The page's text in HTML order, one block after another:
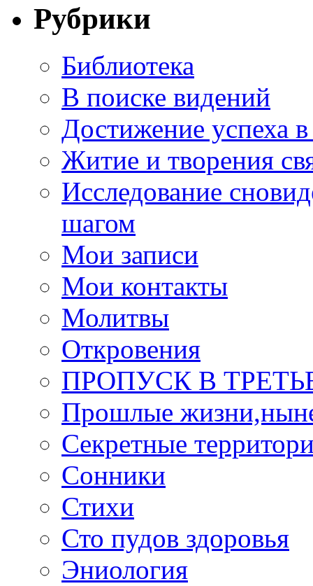
Рубрики
Библиотека
В поиске видений
Достижение успеха
Житие и творения
Исследование
шагом
Мои записи
Мои контакты
Молитвы
Откровения
ПРОПУСК В
Прошлые
Секретные
Сонники
Стихи
Сто пудов здоровья
Эниология